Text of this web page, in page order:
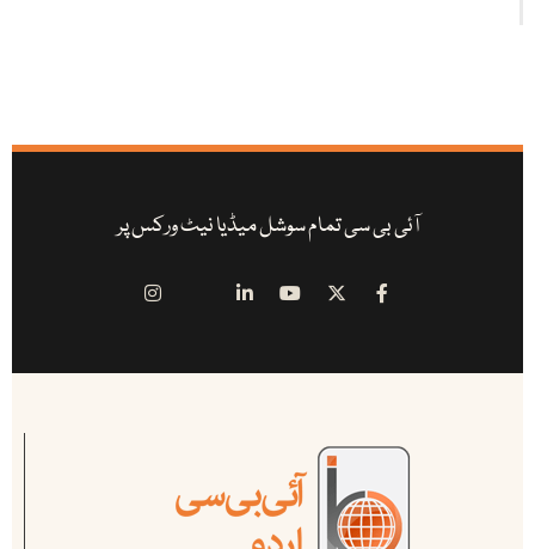
آئی بی سی تمام سوشل میڈیا نیٹ ورکس پر